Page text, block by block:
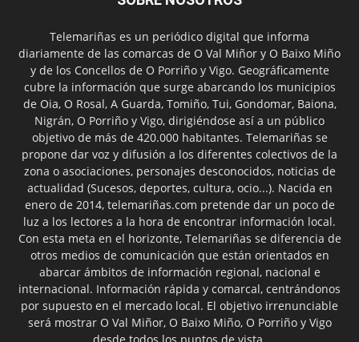
Telemariñas es un periódico digital que informa
diariamente de las comarcas de O Val Miñor y O Baixo Miño
y de los Concellos de O Porriño y Vigo. Geográficamente
cubre la información que surge abarcando los municipios
de Oia, O Rosal, A Guarda, Tomiño, Tui, Gondomar, Baiona,
Nigrán, O Porriño y Vigo, dirigiéndose así a un público
objetivo de más de 420.000 habitantes. Telemariñas se
propone dar voz y difusión a los diferentes colectivos de la
zona o asociaciones, personajes desconocidos, noticias de
actualidad (Sucesos, deportes, cultura, ocio...). Nacida en
enero de 2014, telemariñas.com pretende dar un poco de
luz a los lectores a la hora de encontrar información local.
Con esta meta en el horizonte, Telemariñas se diferencia de
otros medios de comunicación que están orientados en
abarcar ámbitos de información regional, nacional e
internacional. Información rápida y comarcal, centrándonos
por supuesto en el mercado local. El objetivo irrenunciable
será mostrar O Val Miñor, O Baixo Miño, O Porriño y Vigo